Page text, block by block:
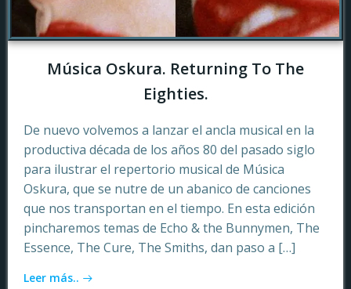
Música Oskura. Returning To The
Eighties.
De nuevo volvemos a lanzar el ancla musical en la
productiva década de los años 80 del pasado siglo
para ilustrar el repertorio musical de Música
Oskura, que se nutre de un abanico de canciones
que nos transportan en el tiempo. En esta edición
pincharemos temas de Echo & the Bunnymen, The
Essence, The Cure, The Smiths, dan paso a […]
Leer más..